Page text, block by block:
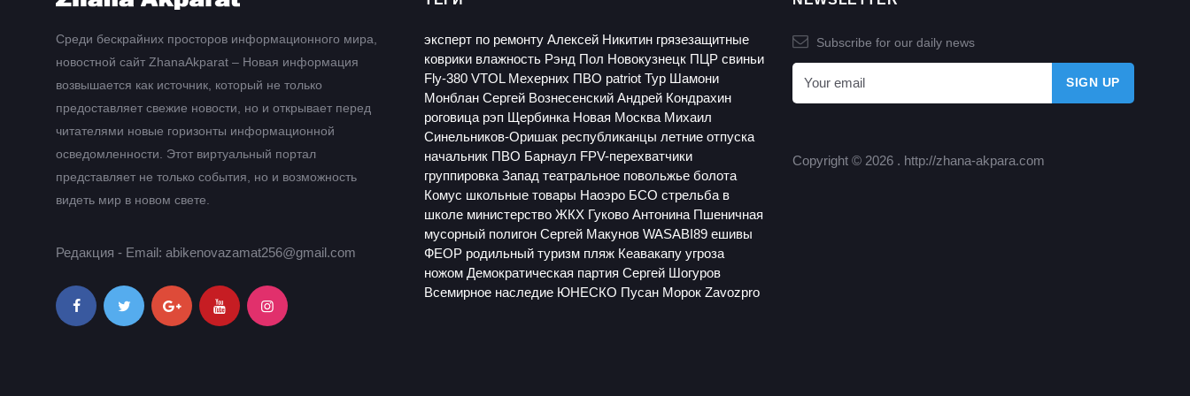
Среди бескрайних просторов информационного мира,
новостной сайт ZhanaAkparat – Новая информация
возвышается как источник, который не только
предоставляет свежие новости, но и открывает перед
читателями новые горизонты информационной
осведомленности. Этот виртуальный портал
представляет не только события, но и возможность
видеть мир в новом свете.
Редакция - Email: abikenovazamat256@gmail.com
эксперт по ремонту Алексей Никитин грязезащитные
коврики влажность Рэнд Пол Новокузнецк ПЦР свиньи
Fly-380 VTOL Мехерних ПВО patriot Тур Шамони
Монблан Сергей Вознесенский Андрей Кондрахин
роговица рэп Щербинка Новая Москва Михаил
Синельников-Оришак республиканцы летние отпуска
начальник ПВО Барнаул FPV-перехватчики
группировка Запад театральное повольжье болота
Комус школьные товары Наоэро БСО стрельба в
школе министерство ЖКХ Гуково Антонина Пшеничная
мусорный полигон Сергей Макунов WASABI89 ешивы
ФЕОР родильный туризм пляж Кеавакапу угроза
ножом Демократическая партия Сергей Шогуров
Всемирное наследие ЮНЕСКО Пусан Морок Zavozpro
Subscribe for our daily news
Copyright © 2026 . http://zhana-akpara.com